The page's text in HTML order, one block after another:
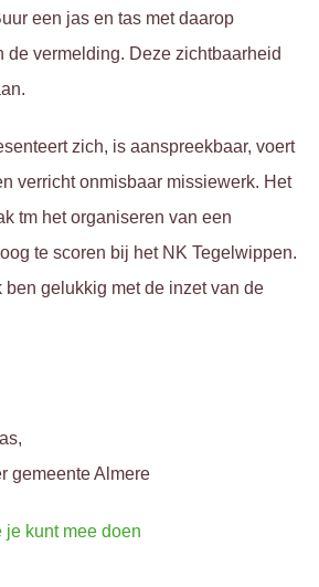
een jas en tas met daarop
de vermelding. Deze zichtbaarheid
zich, is aanspreekbaar, voert
verricht onmisbaar missiewerk. Het
tm het organiseren van een
te scoren bij het NK Tegelwippen.
ben gelukkig met de inzet van de
gemeente Almere
je kunt mee doen